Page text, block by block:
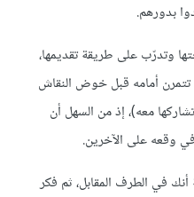
بدورهم.
وتدرّب على طريقة تقديمها،
أمامه قبل خوض النقاش
معه)، إذ من السهل أن
وقعه على الآخرين.
في الطرف المقابل، ثم فكر